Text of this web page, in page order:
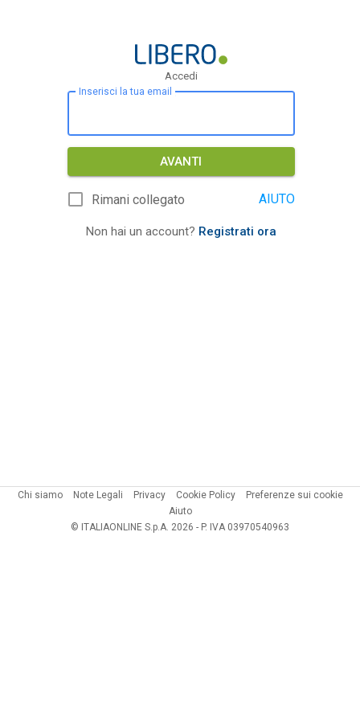
Accedi
Inserisci la tua email
AVANTI
Rimani collegato AIUTO
Non hai un account? Registrati ora
Chi siamo Note Legali Privacy Cookie Policy
Preferenze sui cookie
Aiuto
© ITALIAONLINE S.p.A. 2026 - P. IVA 03970540963